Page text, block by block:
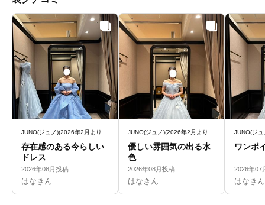
存在感のある今らしい
ドレス
2026年08月投稿
はなきん
優しい雰囲気の出る水
色
2026年08月投稿
はなきん
ワンポ
2026年07
はなきん